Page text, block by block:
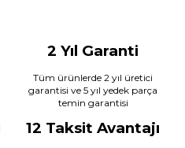
2 Yıl Garanti
Tüm ürünlerde 2 yıl üretici
garantisi ve 5 yıl yedek parça
temin garantisi
12 Taksit Avantajı